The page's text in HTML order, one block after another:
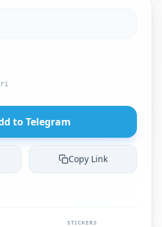
to Telegram
Copy Link
STICKERS